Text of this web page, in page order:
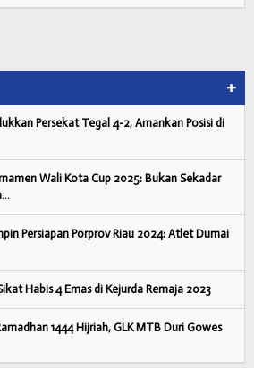
+
Persekat Tegal 4-2, Amankan Posisi di
Wali Kota Cup 2025: Bukan Sekadar
Persiapan Porprov Riau 2024: Atlet Dumai
Habis 4 Emas di Kejurda Remaja 2023
1444 Hijriah, GLK MTB Duri Gowes